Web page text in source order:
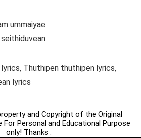
ummaiyae
Thuthipen thuthipen lyrics,
lyrics
and Copyright of the Original
For Personal and Educational Purpose
only! Thanks .